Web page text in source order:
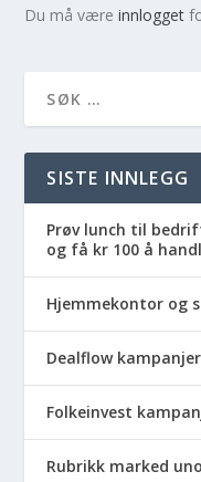
Du må væreinnlogget
SISTE INNLEGG
Prøv lunch til
og få kr 100 å
Hjemmekontor og
Dealflow kampanjer
Folkeinvest
Rubrikk marked